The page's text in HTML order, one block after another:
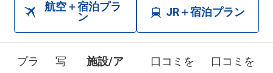
航空＋宿泊プラ
ン
JR＋宿泊プラン
プラ
写
施設/ア
口コミを
口コミを